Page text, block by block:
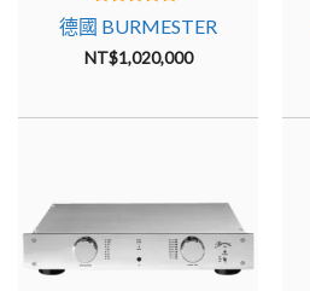
5.00
out of 5
德國 BURMESTER
NT$1,020,000